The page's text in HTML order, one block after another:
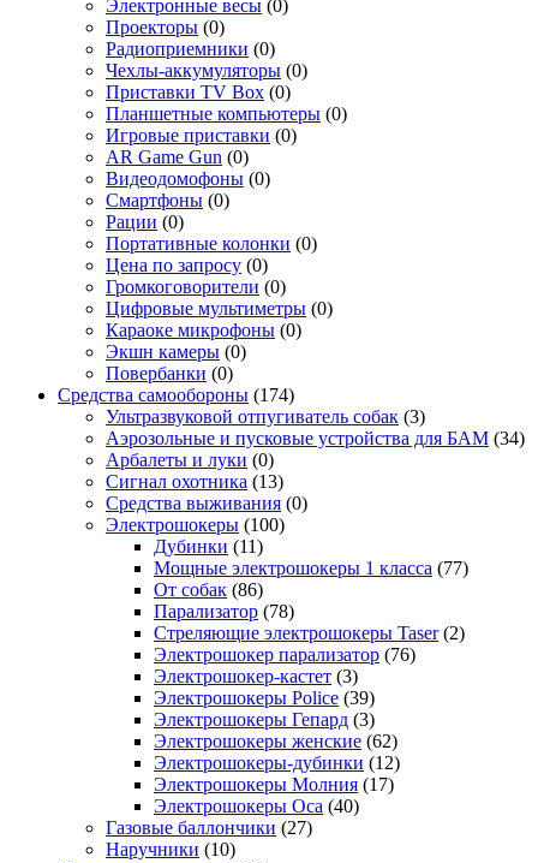
Электронные весы (0)
Проекторы (0)
Радиоприемники (0)
Чехлы-аккумуляторы (0)
Приставки TV Box (0)
Планшетные компьютеры (0)
Игровые приставки (0)
AR Game Gun (0)
Видеодомофоны (0)
Смартфоны (0)
Рации (0)
Портативные колонки (0)
Цена по запросу (0)
Громкоговорители (0)
Цифровые мультиметры (0)
Караоке микрофоны (0)
Экшн камеры (0)
Повербанки (0)
Средства самообороны (174)
Ультразвуковой отпугиватель собак (3)
Аэрозольные и пусковые устройства для БАМ (34)
Арбалеты и луки (0)
Сигнал охотника (13)
Средства выживания (0)
Электрошокеры (100)
Дубинки (11)
Мощные электрошокеры 1 класса (77)
От собак (86)
Парализатор (78)
Стреляющие электрошокеры Taser (2)
Электрошокер парализатор (76)
Электрошокер-кастет (3)
Электрошокеры Police (39)
Электрошокеры Гепард (3)
Электрошокеры женские (62)
Электрошокеры-дубинки (12)
Электрошокеры Молния (17)
Электрошокеры Оса (40)
Газовые баллончики (27)
Наручники (10)